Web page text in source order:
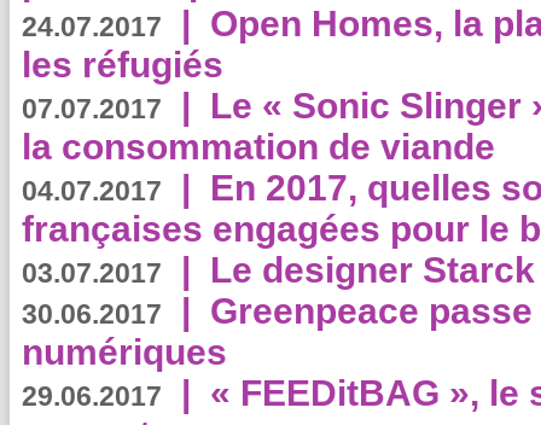
24.07.2017 | Open Homes, la
les réfugiés
07.07.2017 | Le « Sonic Slinger
la consommation de viande
04.07.2017 | En 2017, quelles
françaises engagées pour le
03.07.2017 | Le designer
30.06.2017 | Greenpeace
numériques
29.06.2017 | « FEEDitBAG », le